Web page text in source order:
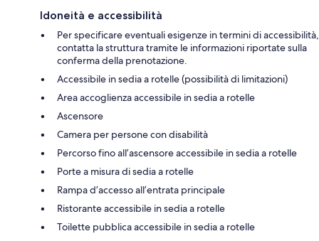
Idoneità e accessibilità
Per specificare eventuali esigenze in termini di accessibilità,
contatta la struttura tramite le informazioni riportate sulla
conferma della prenotazione.
Accessibile in sedia a rotelle (possibilità di limitazioni)
Area accoglienza accessibile in sedia a rotelle
Ascensore
Camera per persone con disabilità
Percorso fino all’ascensore accessibile in sedia a rotelle
Porte a misura di sedia a rotelle
Rampa d’accesso all’entrata principale
Ristorante accessibile in sedia a rotelle
Toilette pubblica accessibile in sedia a rotelle